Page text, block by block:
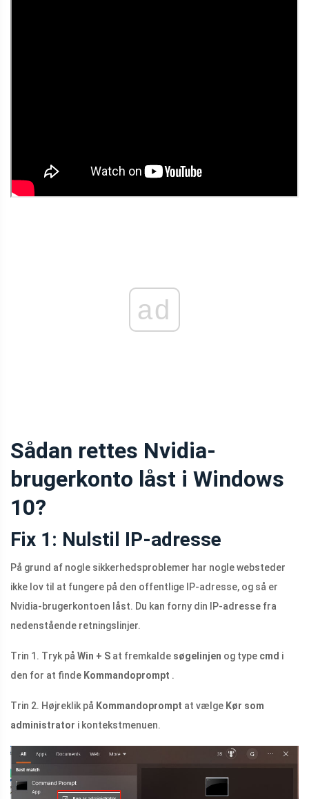
ad
Sådan rettes Nvidia-
brugerkonto låst i Windows
10?
Fix 1: Nulstil IP-adresse
På grund af nogle sikkerhedsproblemer har nogle websteder
ikke lov til at fungere på den offentlige IP-adresse, og så er
Nvidia-brugerkontoen låst. Du kan forny din IP-adresse fra
nedenstående retningslinjer.
Trin 1. Tryk på Win + S at fremkalde søgelinjen og type cmd i
den for at finde Kommandoprompt .
Trin 2. Højreklik på Kommandoprompt at vælge Kør som
administrator i kontekstmenuen.